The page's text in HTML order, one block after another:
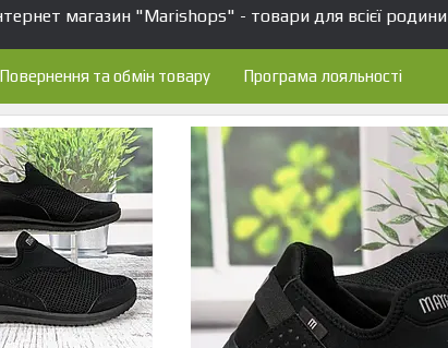
магазин "Marishops" - товари для всієї родини
Повернення та обмін товару Програма лояльності